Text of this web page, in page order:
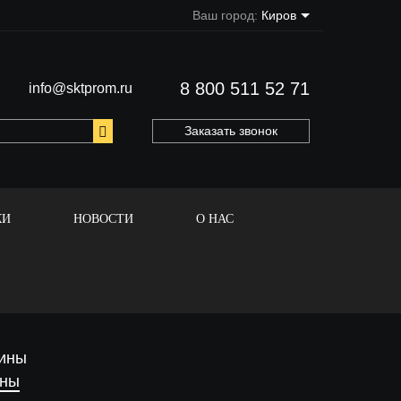
Ваш город: Киров
info@sktprom.ru 8 800 511 52 71
Заказать звонок
НОВОСТИ О НАС